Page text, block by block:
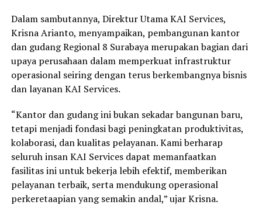
Dalam sambutannya, Direktur Utama KAI Services,
Krisna Arianto, menyampaikan, pembangunan kantor
dan gudang Regional 8 Surabaya merupakan bagian dari
upaya perusahaan dalam memperkuat infrastruktur
operasional seiring dengan terus berkembangnya bisnis
dan layanan KAI Services.
“Kantor dan gudang ini bukan sekadar bangunan baru,
tetapi menjadi fondasi bagi peningkatan produktivitas,
kolaborasi, dan kualitas pelayanan. Kami berharap
seluruh insan KAI Services dapat memanfaatkan
fasilitas ini untuk bekerja lebih efektif, memberikan
pelayanan terbaik, serta mendukung operasional
perkeretaapian yang semakin andal,” ujar Krisna.